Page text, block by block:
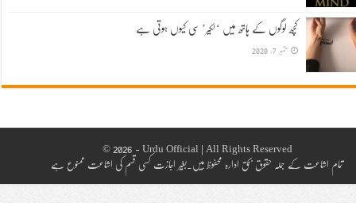
کچھ لوگوں کے ہاتھ میں ‘لکیر’ سی کیوں ہوتی ہے
ستمبر 7, 2020
© 2026 - Urdu Official | All Rights Reserved
تمام اشاعت کے جملہ حقوق بحق ادارہ محفوظ ہیں۔بغیر اجازت کسی قسم کی اشاعت ممنوع ہے